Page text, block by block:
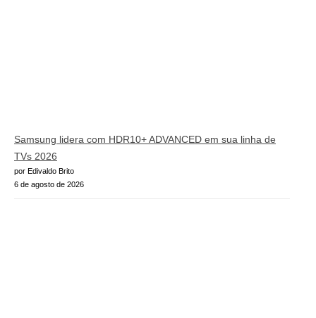
Samsung lidera com HDR10+ ADVANCED em sua linha de
TVs 2026
por Edivaldo Brito
6 de agosto de 2026